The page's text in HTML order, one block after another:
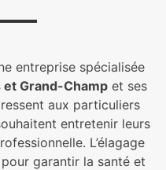
entreprise spécialisée
et Grand-Champet ses
aux particuliers
entretenir leurs
L’élagage
garantir la santé et